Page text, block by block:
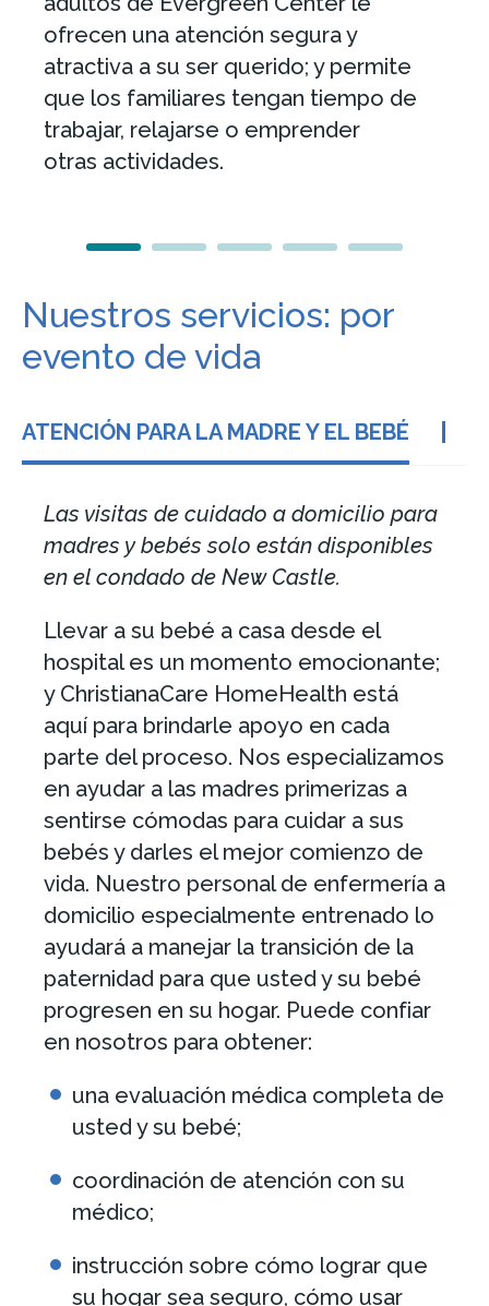
ofrecen una atención segura y
atractiva a su ser querido; y permite
que los familiares tengan tiempo de
trabajar, relajarse o emprender
otras actividades.
Nuestros servicios: por
evento de vida
ATENCIÓN PARA LA MADRE Y EL BEBÉ
Las visitas de cuidado a domicilio para
madres y bebés solo están disponibles
en el condado de New Castle.
Llevar a su bebé a casa desde el
hospital es un momento emocionante;
y ChristianaCare HomeHealth está
aquí para brindarle apoyo en cada
parte del proceso. Nos especializamos
en ayudar a las madres primerizas a
sentirse cómodas para cuidar a sus
bebés y darles el mejor comienzo de
vida. Nuestro personal de enfermería a
domicilio especialmente entrenado lo
ayudará a manejar la transición de la
paternidad para que usted y su bebé
progresen en su hogar. Puede confiar
en nosotros para obtener:
una evaluación médica completa de
usted y su bebé;
coordinación de atención con su
médico;
instrucción sobre cómo lograr que
su hogar sea seguro, cómo usar